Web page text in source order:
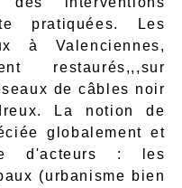
pratiquées. Les
à Valenciennes,
restaurés,,,sur
de câbles noir
La notion de
globalement et
d'acteurs : les
(urbanisme bien